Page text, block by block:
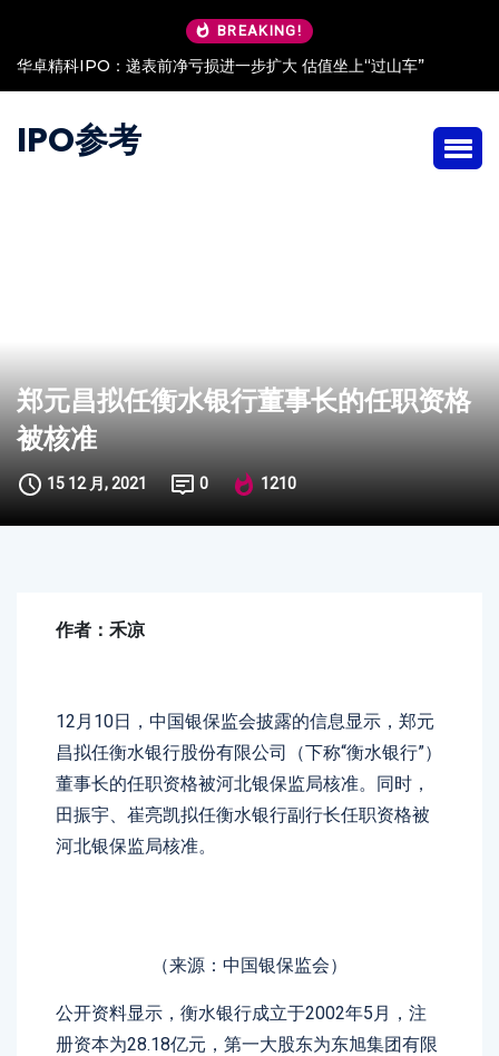
BREAKING!
华卓精科IPO：递表前净亏损进一步扩大 估值坐上“过山车”
IPO参考
郑元昌拟任衡水银行董事长的任职资格
被核准
15 12 月, 2021 0 1210
作者：禾凉
12月10日，中国银保监会披露的信息显示，郑元
昌拟任衡水银行股份有限公司（下称“衡水银行”）
董事长的任职资格被河北银保监局核准。同时，
田振宇、崔亮凯拟任衡水银行副行长任职资格被
河北银保监局核准。
（来源：中国银保监会）
公开资料显示，衡水银行成立于2002年5月，注
册资本为28.18亿元，第一大股东为东旭集团有限